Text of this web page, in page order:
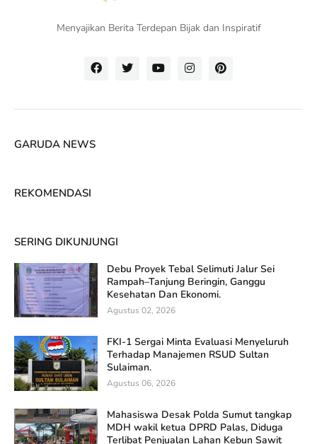
Menyajikan Berita Terdepan Bijak dan Inspiratif
GARUDA NEWS
REKOMENDASI
SERING DIKUNJUNGI
Debu Proyek Tebal Selimuti Jalur Sei
Rampah–Tanjung Beringin, Ganggu
Kesehatan Dan Ekonomi.
Agustus 02, 2026
FKI-1 Sergai Minta Evaluasi Menyeluruh
Terhadap Manajemen RSUD Sultan
Sulaiman.
Agustus 06, 2026
Mahasiswa Desak Polda Sumut tangkap
MDH wakil ketua DPRD Palas, Diduga
Terlibat Penjualan Lahan Kebun Sawit